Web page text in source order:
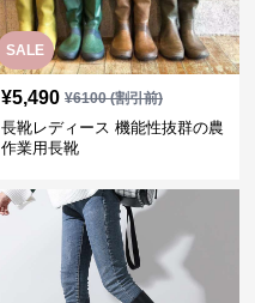
SALE
¥5,490 ¥6100(割引前)
長靴レディース 機能性抜群の農
作業用長靴